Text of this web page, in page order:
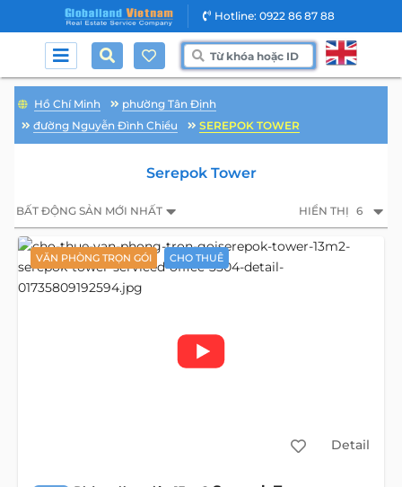
Hotline: 0922 86 87 88
Hồ Chí Minh
phường Tân Định
đường Nguyễn Đình Chiểu
SEREPOK TOWER
Serepok Tower
BẤT ĐỘNG SẢN MỚI NHẤT HIỂN THỊ 6
VĂN PHÒNG TRỌN GÓI CHO THUÊ
Detail